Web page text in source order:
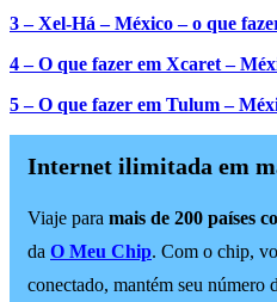
3 – Xel-Há – México – o que
4 – O que fazer em Xcaret –
5 – O que fazer em Tulum –
Internet ilimitada em
Viaje para mais de 200 países
da O Meu Chip. Com o chip,
conectado, mantém seu número